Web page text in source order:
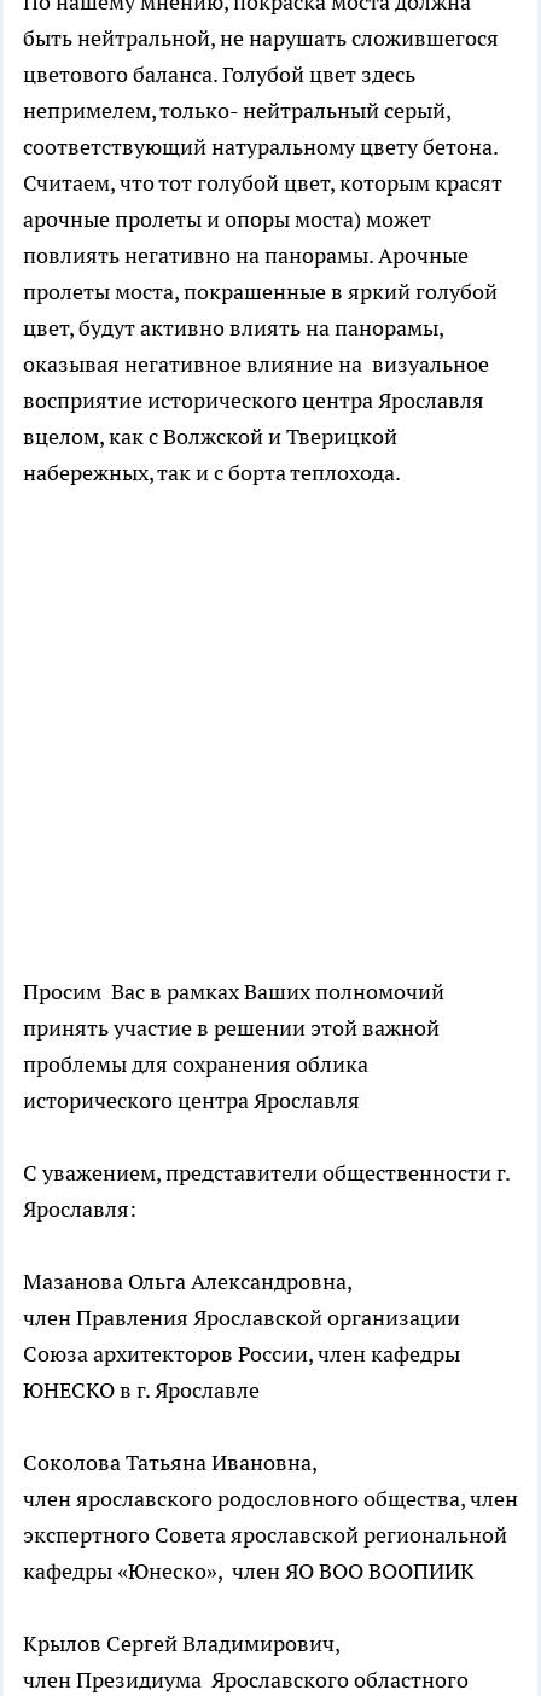
быть нейтральной, не нарушать сложившегося
цветового баланса. Голубой цвет здесь
непримелем, только- нейтральный серый,
соответствующий натуральному цвету бетона.
Считаем, что тот голубой цвет, которым красят
арочные пролеты и опоры моста) может
повлиять негативно на панорамы. Арочные
пролеты моста, покрашенные в яркий голубой
цвет, будут активно влиять на панорамы,
оказывая негативное влияние на визуальное
восприятие исторического центра Ярославля
вцелом, как с Волжской и Тверицкой
набережных, так и с борта теплохода.
Просим Вас в рамках Ваших полномочий
принять участие в решении этой важной
проблемы для сохранения облика
исторического центра Ярославля
С уважением, представители общественности г.
Ярославля:
Мазанова Ольга Александровна,
член Правления Ярославской организации
Союза архитекторов России, член кафедры
ЮНЕСКО в г. Ярославле
Соколова Татьяна Ивановна,
член ярославского родословного общества, член
экспертного Совета ярославской региональной
кафедры «Юнеско», член ЯО ВОО ВООПИИК
Крылов Сергей Владимирович,
член Президиума Ярославского областного